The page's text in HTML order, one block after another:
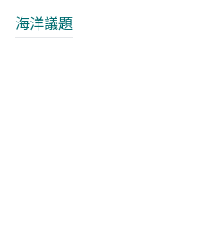
海洋議題